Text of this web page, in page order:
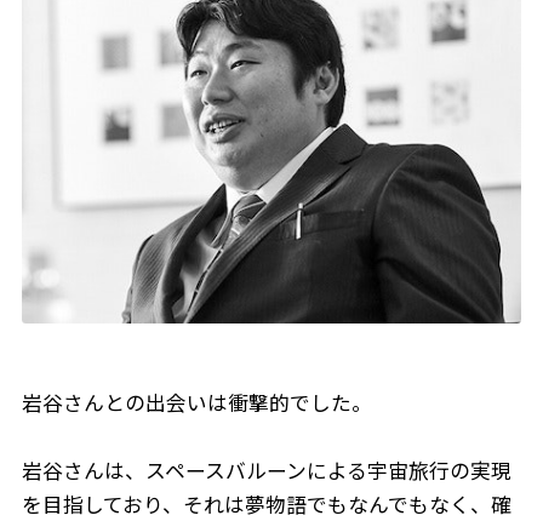
岩谷さんとの出会いは衝撃的でした。
岩谷さんは、スペースバルーンによる宇宙旅行の実現
を目指しており、それは夢物語でもなんでもなく、確